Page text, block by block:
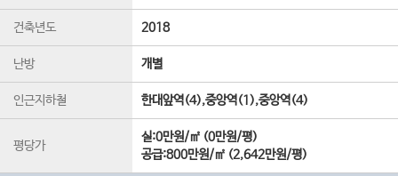
건축년도 2018
난방 개별
인근지하철 한대앞역(4),중앙역(1),중앙역(4)
평당가
실:0만원/㎡ (0만원/평)
공급:800만원/㎡ (2,642만원/평)